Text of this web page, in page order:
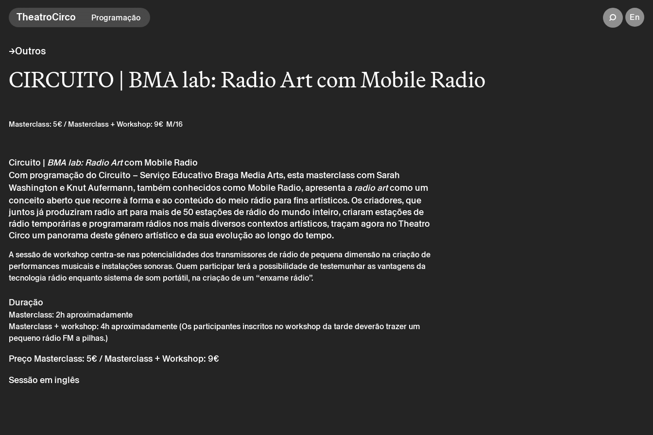
En
TheatroCirco
Outros
→ Bilheteira
→ O Theatro
TheatroCirco Programação
→Outros
CIRCUITO | BMA lab: Radio Art com Mobile Radio
Masterclass: 5€ / Masterclass + Workshop: 9€ M/16
Circuito | BMA lab: Radio Artcom Mobile Radio
Com programação do Circuito – Serviço Educativo Braga Media Arts, esta masterclass com Sarah
Washington e Knut Aufermann, também conhecidos como Mobile Radio, apresenta a radio artcomo um
conceito aberto que recorre à forma e ao conteúdo do meio rádio para fins artísticos. Os criadores, que
juntos já produziram radio art para mais de 50 estações de rádio do mundo inteiro, criaram estações de
rádio temporárias e programaram rádios nos mais diversos contextos artísticos, traçam agora no Theatro
Circo um panorama deste género artístico e da sua evolução ao longo do tempo.
A sessão de workshop centra-se nas potencialidades dos transmissores de rádio de pequena dimensão na criação de
performances musicais e instalações sonoras. Quem participar terá a possibilidade de testemunhar as vantagens da
tecnologia rádio enquanto sistema de som portátil, na criação de um “enxame rádio”.
Duração
Masterclass: 2h aproximadamente
Masterclass + workshop: 4h aproximadamente (Os participantes inscritos no workshop da tarde deverão trazer um
pequeno rádio FM a pilhas.)
Preço Masterclass: 5€ / Masterclass + Workshop: 9€
Sessão em inglês
CIRCUITO | BMA lab: Radio Art com Mobile Radio